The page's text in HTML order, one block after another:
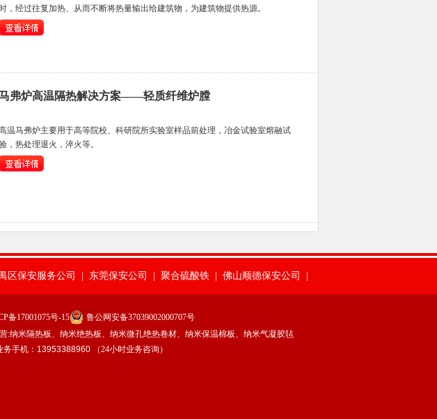
时，经过往复加热、从而不断将热量输出给建筑物，为建筑物提供热源。
弗炉高温隔热解决方案——轻质纤维炉膛
温马弗炉主要用于高等院校、科研院所实验室样品前处理，冶金试验室熔融试
，热处理退火，淬火等。
区保安服务公司 东莞保安公司 聚合硫酸铁 佛山顺德保安公司
| 聚氯化铝 山东省郓城县才华玻璃有限公司
服务公司 | 惠州得安保安服务有限公司
备17001075号-15
鲁公网安备37039002000707号
:纳米隔热板、纳米绝热板、纳米微孔绝热卷材、纳米保温棉板、纳米气凝胶毡
手机： 13953388960 （24小时业务咨询）